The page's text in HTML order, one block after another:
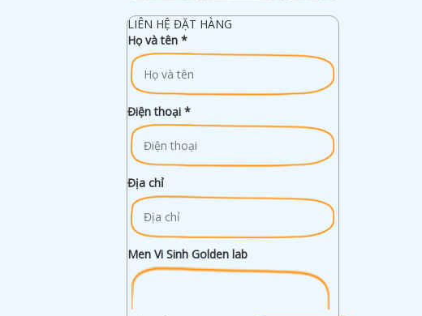
LIÊN HỆ ĐẶT HÀNG
Họ và tên *
Điện thoại *
Địa chỉ
Men Vi Sinh Golden lab